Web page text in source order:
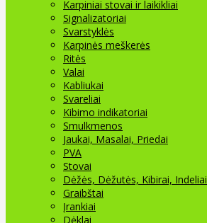
Karpiniai stovai ir laikikliai
Signalizatoriai
Svarstyklės
Karpinės meškerės
Ritės
Valai
Kabliukai
Svareliai
Kibimo indikatoriai
Smulkmenos
Jaukai, Masalai, Priedai
PVA
Stovai
Dėžės, Dėžutės, Kibirai, Indeliai
Graibštai
Įrankiai
Dėklai